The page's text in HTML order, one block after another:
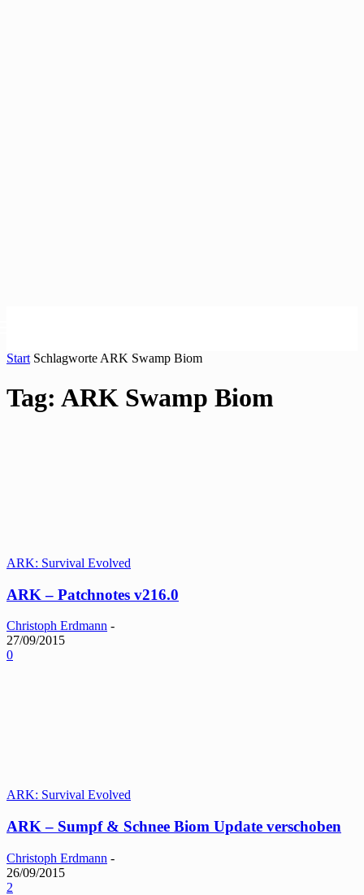
Start Schlagworte ARK Swamp Biom
Tag: ARK Swamp Biom
ARK: Survival Evolved
ARK – Patchnotes v216.0
Christoph Erdmann -
27/09/2015
0
ARK: Survival Evolved
ARK – Sumpf & Schnee Biom Update verschoben
Christoph Erdmann -
26/09/2015
2